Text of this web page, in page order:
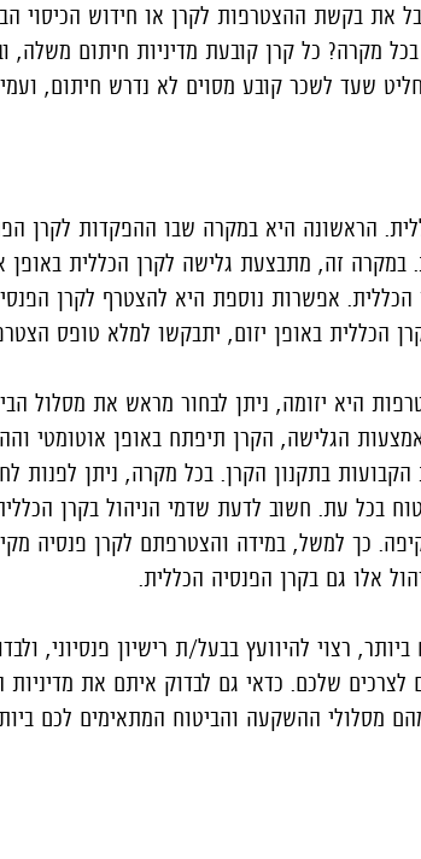
בקשת ההצטרפות לקרן או חידוש הכיסוי
מקרה? כל קרן קובעת מדיניות חיתום משלה,
שעד לשכר קובע מסוים לא נדרש חיתום,
הראשונה היא במקרה שבו ההפקדות לקרן
זה, מתבצעת גלישה לקרן הכללית באופן
אפשרות נוספת היא להצטרף לקרן
הכללית באופן יזום, יתבקשו למלא טופס
היא יזומה, ניתן לבחור מראש את מסלול
הגלישה, הקרן תיפתח באופן אוטומטי
בתקנון הקרן. בכל מקרה, ניתן לפנות
בכל עת. חשוב לדעת שדמי הניהול בקרן
כך למשל, במידה והצטרפתם לקרן פנסיה
אלו גם בקרן הפנסיה הכללית.
רצוי להיוועץ בבעל/ת רישיון פנסיוני,
לצרכים שלכם. כדאי גם לבדוק איתם את
מסלולי ההשקעה והביטוח המתאימים לכם